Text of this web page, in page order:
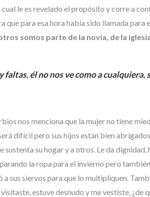
le es revelado el propósito y corre a
para esa hora había sido llamada para
somos parte de la novia, de la
faltas,él no nos ve como a cualquiera,
nos menciona que la mujer no tiene
difícil pero sus hijos están bien
su hogar y a otros. Le da dignidad,
la ropa para el invierno pero
sus siervos para que lo multipliquen.
estuve desnudo y me vestiste, ¿de